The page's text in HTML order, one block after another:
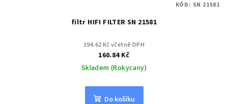
filtr HIFI FILTER SN 21581
194.62 Kč včetně DPH
160.84 Kč
Skladem (Rokycany)
Do košíku
KÓD: SN 21581